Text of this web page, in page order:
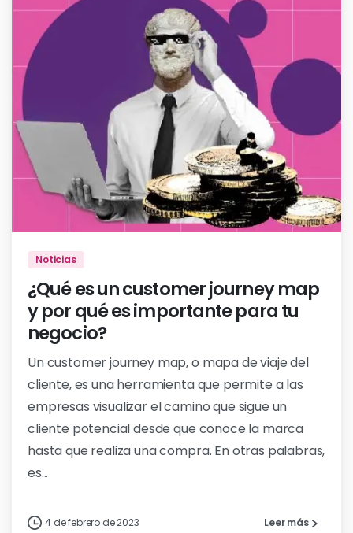
Noticias
¿Qué es un customer journey map
y por qué es importante para tu
negocio?
Un customer journey map, o mapa de viaje del
cliente, es una herramienta que permite a las
empresas visualizar el camino que sigue un
cliente potencial desde que conoce la marca
hasta que realiza una compra. En otras palabras,
es...
4 de febrero de 2023 Leer más